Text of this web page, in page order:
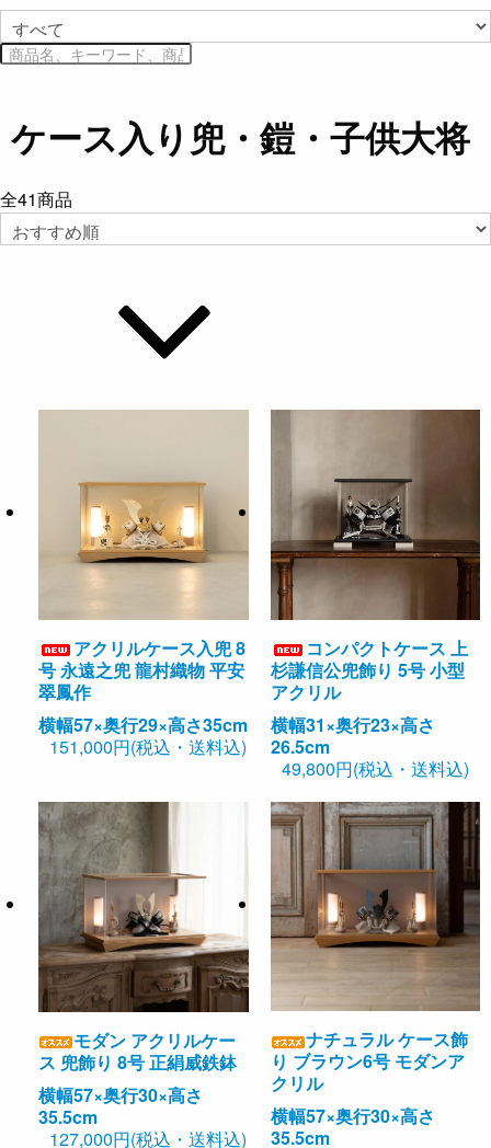
ケース入り兜・鎧・子供大将
全41商品
アクリルケース入兜 8
号 永遠之兜 龍村織物 平安
翠鳳作
横幅57×奥行29×高さ35cm
151,000円(税込・送料込)
コンパクトケース 上
杉謙信公兜飾り 5号 小型
アクリル
横幅31×奥行23×高さ
26.5cm
49,800円(税込・送料込)
モダン アクリルケー
ス 兜飾り 8号 正絹威鉄鉢
横幅57×奥行30×高さ
35.5cm
127,000円(税込・送料込)
ナチュラル ケース飾
り ブラウン6号 モダンア
クリル
横幅57×奥行30×高さ
35.5cm